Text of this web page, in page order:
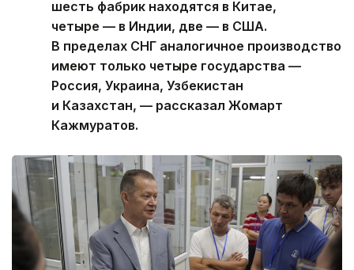
шесть фабрик находятся в Китае,
четыре — в Индии, две — в США.
В пределах СНГ аналогичное производство
имеют только четыре государства —
Россия, Украина, Узбекистан
и Казахстан, — рассказал Жомарт
Кажмуратов.